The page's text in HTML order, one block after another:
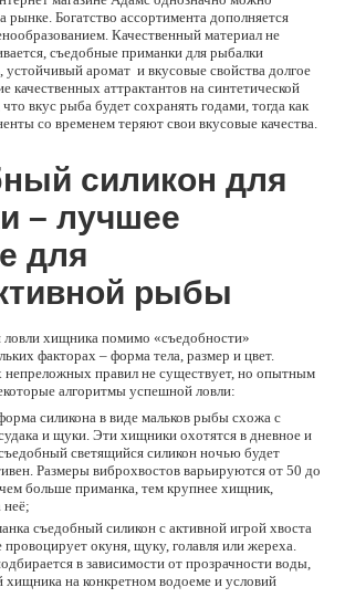
рынке. Богатство ассортимента дополняется
Качественный материал не
съедобные приманки для рыбалки
устойчивый аромат и вкусовые свойства долгое
качественных аттрактантов на синтетической
вкус рыба будет сохранять годами, тогда как
со временем теряют свои вкусовые качества.
силикон для
– лучшее
для
рыбы
хищника помимо «съедобности»
факторах – форма тела, размер и цвет.
непреложных правил не существует, но опытным
алгоритмы успешной ловли:
силикона в виде мальков рыбы схожа с
и щуки. Эти хищники охотятся в дневное и
светящийся силикон ночью будет
Размеры виброхвостов варьируются от 50 до
больше приманка, тем крупнее хищник,
съедобный силикон с активной игрой хвоста
провоцирует окуня, щуку, голавля или жереха.
в зависимости от прозрачности воды,
хищника на конкретном водоеме и условий